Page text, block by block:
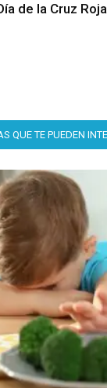
de la Cruz
QUE TE PUEDEN